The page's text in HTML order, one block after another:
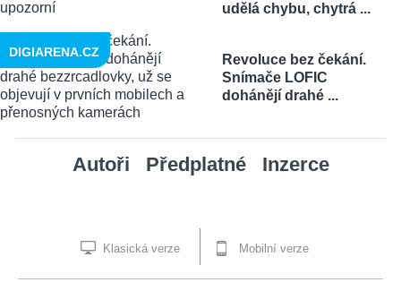
udělá chybu, chytrá ...
Revoluce bez čekání.
Snímače LOFIC
dohánějí drahé ...
DIGIARENA.CZ
Autoři Předplatné Inzerce
Klasická verze Mobilní verze